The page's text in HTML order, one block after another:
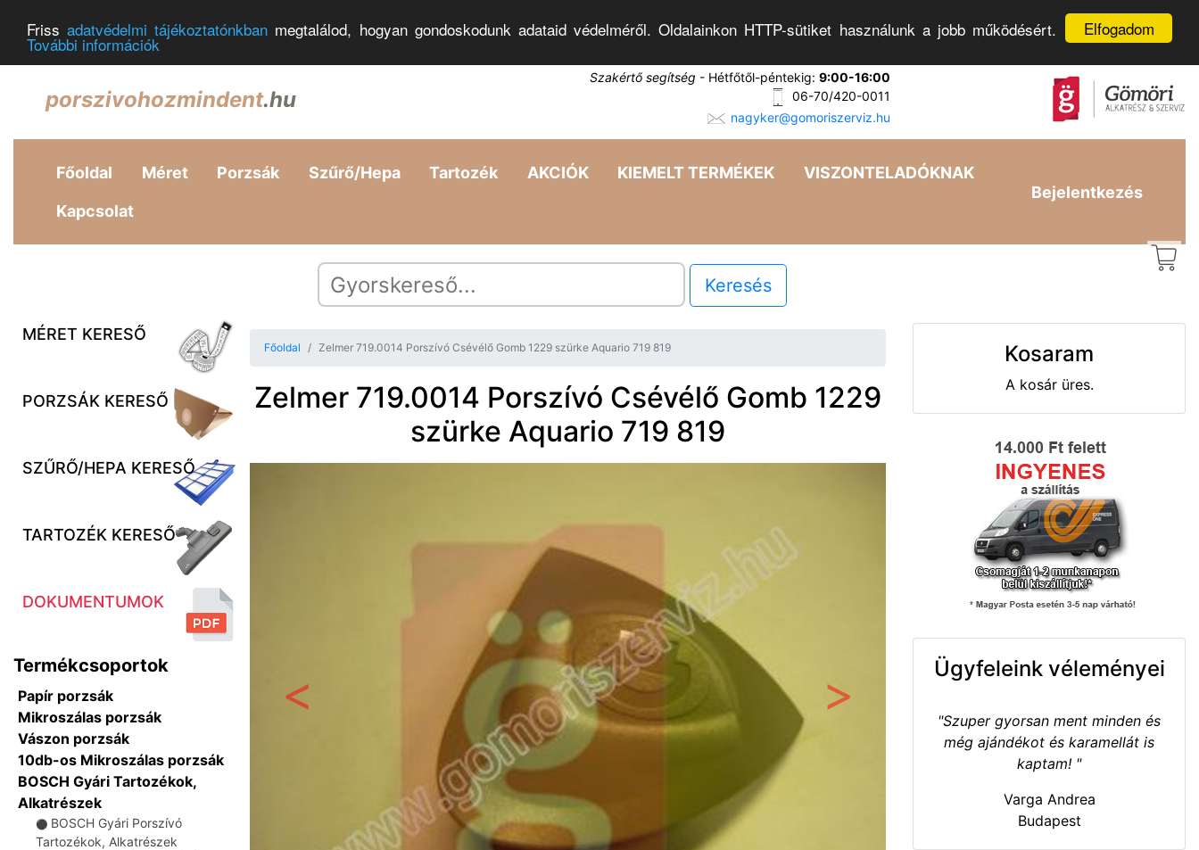
Elfogadom
Frissadatvédelmi tájékoztatónkban megtalálod, hogyan gondoskodunk adataid védelméről. Oldalainkon HTTP-sütiket használunk a jobb működésért.
További információk
porszivohozmindent.hu
Szakértő segítség - Hétfőtől-péntekig: 9:00-16:00
06-70/420-0011
nagyker@gomoriszerviz.hu
Főoldal Méret Porzsák Szűrő/Hepa Tartozék AKCIÓK KIEMELT TERMÉKEK VISZONTELADÓKNAK
Kapcsolat
Bejelentkezés
Keresés
MÉRET KERESŐ
PORZSÁK KERESŐ
SZŰRŐ/HEPA KERESŐ
TARTOZÉK KERESŐ
DOKUMENTUMOK
Termékcsoportok
Papír porzsák
Mikroszálas porzsák
Vászon porzsák
10db-os Mikroszálas porzsák
BOSCH Gyári Tartozékok,
Alkatrészek
⚫ BOSCH Gyári Porszívó
Tartozékok, Alkatrészek
Főoldal Zelmer 719.0014 Porszívó Csévélő Gomb 1229 szürke Aquario 719 819
Zelmer 719.0014 Porszívó Csévélő Gomb 1229
szürke Aquario 719 819
Előző
Kosaram
A kosár üres.
Ügyfeleink véleményei
"Szuper gyorsan ment minden és
még ajándékot és karamellát is
kaptam! "
Varga Andrea
Budapest